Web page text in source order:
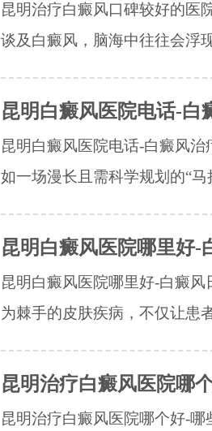
昆明治疗白癜风口碑较好的医
谈及白癜风，脑海中往往会浮
昆明白癜风医院电话-白
昆明白癜风医院电话-白癜风
如一场漫长且需科学规划的“马
昆明白癜风医院哪里好-
昆明白癜风医院哪里好-白癜
为棘手的皮肤疾病，不仅让患
昆明治疗白癜风医院哪
昆明治疗白癜风医院哪个好-